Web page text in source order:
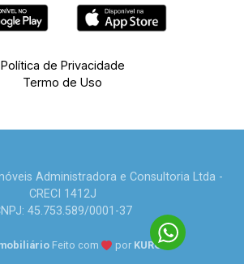
Política de Privacidade
Termo de Uso
Administradora e Consultoria Ltda -
CRECI 1412J
45.753.589/0001-37
Feito com por KUROLE